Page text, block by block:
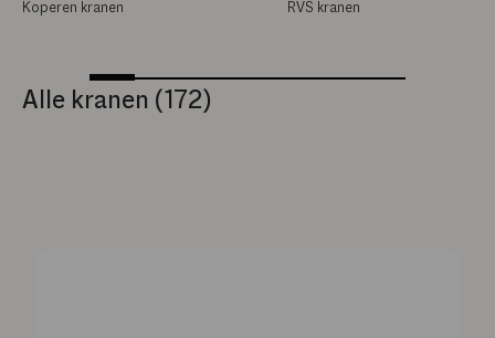
Koperen kranen RVS kranen
Alle kranen (172)